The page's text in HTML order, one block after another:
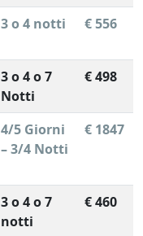
3 o 4 notti € 556
3 o 4 o 7
Notti
€ 498
4/5 Giorni
– 3/4 Notti
€ 1847
3 o 4 o 7
notti
€ 460